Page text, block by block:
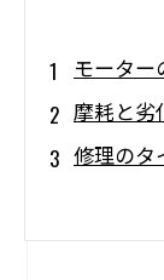
モーター
摩耗と劣
修理のタ
メンテ
する方法